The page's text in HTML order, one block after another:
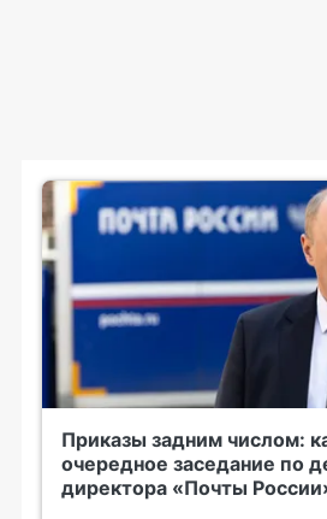
Приказы задним числом:
очередное заседание по
директора «Почты